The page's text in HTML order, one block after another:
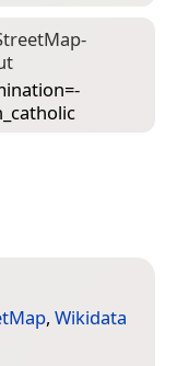
, Wikidata